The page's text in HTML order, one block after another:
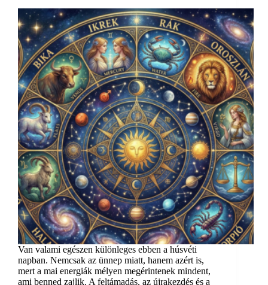
Van valami egészen különleges ebben a húsvéti
napban. Nemcsak az ünnep miatt, hanem azért is,
mert a mai energiák mélyen megérintenek mindent,
ami benned zajlik. A feltámadás, az újrakezdés és a